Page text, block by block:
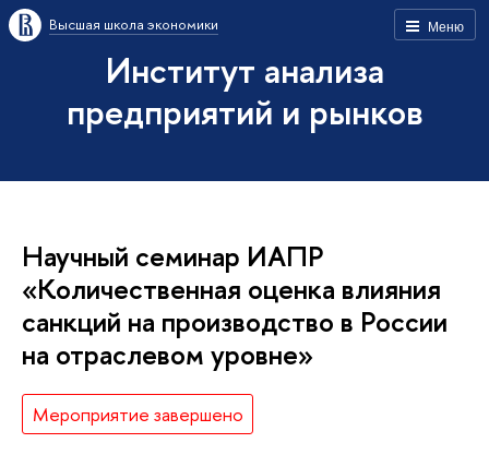
Меню
Высшая школа экономики
Институт анализа
предприятий и рынков
Научный семинар ИАПР
«Количественная оценка влияния
санкций на производство в России
на отраслевом уровне»
Мероприятие завершено